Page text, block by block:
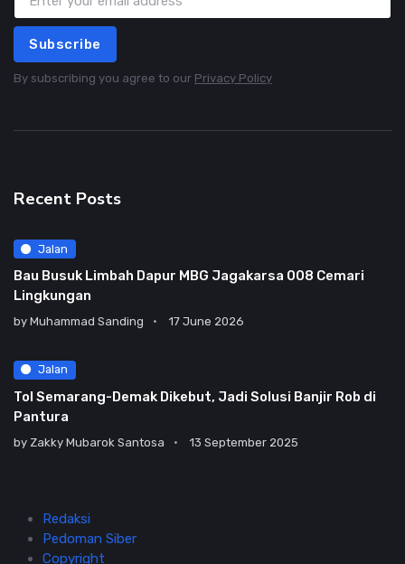
Subscribe
By subscribing you agree to our Privacy Policy
Recent Posts
Jalan
Bau Busuk Limbah Dapur MBG Jagakarsa 008 Cemari
Lingkungan
by Muhammad Sanding 17 June 2026
Jalan
Tol Semarang-Demak Dikebut, Jadi Solusi Banjir Rob di
Pantura
by Zakky Mubarok Santosa 13 September 2025
Redaksi
Pedoman Siber
Copyright